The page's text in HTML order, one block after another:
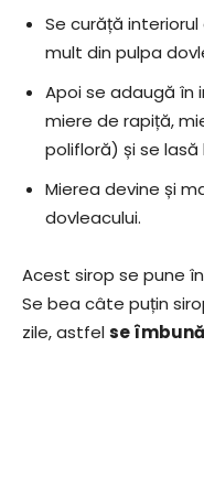
Se curăță
mult din pulpa
Apoi se adaugă
miere de rapiță,
polifloră) și se
Mierea devine și
dovleacului.
Acest sirop se pune
Se bea câte puțin
zile, astfelse